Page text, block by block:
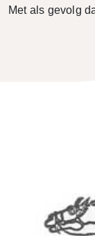
Met als gevolg